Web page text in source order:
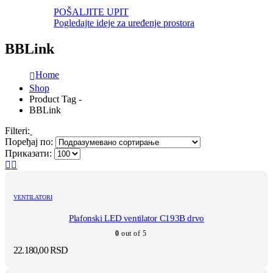
POŠALJITE UPIT
Pogledajte ideje za uređenje prostora
BBLink
Home
Shop
Product Tag -
BBLink
Filteri:
Поређај по:
Приказати:
VENTILATORI
Plafonski LED ventilator C193B drvo
0 out of 5
22.180,00RSD